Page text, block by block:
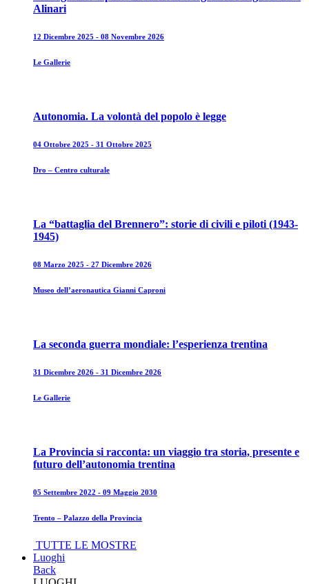
Alinari
12 Dicembre 2025 - 08 Novembre 2026
Le Gallerie
Autonomia. La volontà del popolo è legge
04 Ottobre 2025 - 31 Ottobre 2025
Dro – Centro culturale
La “battaglia del Brennero”: storie di civili e piloti (1943-
1945)
08 Marzo 2025 - 27 Dicembre 2026
Museo dell’aeronautica Gianni Caproni
La seconda guerra mondiale: l’esperienza trentina
31 Dicembre 2026 - 31 Dicembre 2026
Le Gallerie
La Provincia si racconta: un viaggio tra storia, presente e
futuro dell’autonomia trentina
05 Settembre 2022 - 09 Maggio 2030
Trento – Palazzo della Provincia
TUTTE LE MOSTRE
Luoghi
Back